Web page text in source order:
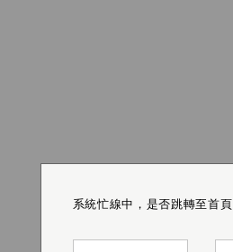
系統忙線中，是否跳轉至首頁
系統忙線中，是否跳轉至首頁
系統忙線中，是否跳轉至首頁
系統忙線中，是否跳轉至首頁
系統忙線中，是否跳轉至首頁